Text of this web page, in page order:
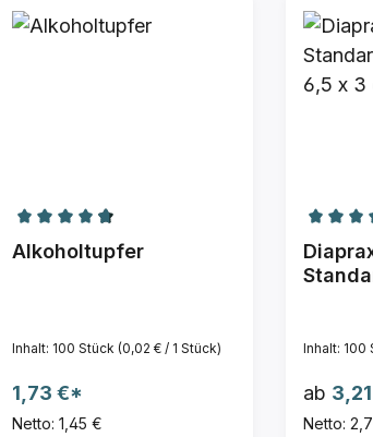
5 von 5 Sternen
Durchschnittliche Bewertung von 4.81
Alkoholtupfer
Inhalt: 100 Stück (0,02 € / 1 Stück)
1,73 €*
Netto: 1,45 €
Inhalt: 100
ab
Netto: